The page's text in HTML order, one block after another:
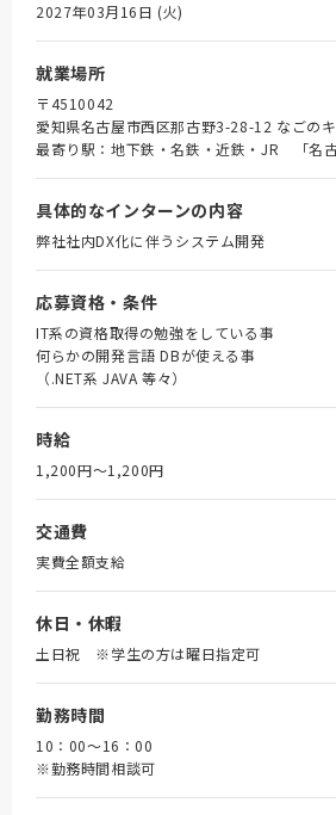
2027年03月16日 (火)
就業場所
〒4510042
愛知県名古屋市西区那古野3-28-12 なごの
最寄り駅：地下鉄・名鉄・近鉄・JR 「名
具体的なインターンの内容
弊社社内DX化に伴うシステム開発
応募資格・条件
IT系の資格取得の勉強をしている事
何らかの開発言語 DBが使える事
（.NET系 JAVA 等々）
時給
1,200円〜1,200円
交通費
実費全額支給
休日・休暇
土日祝 ※学生の方は曜日指定可
勤務時間
10：00～16：00
※勤務時間相談可